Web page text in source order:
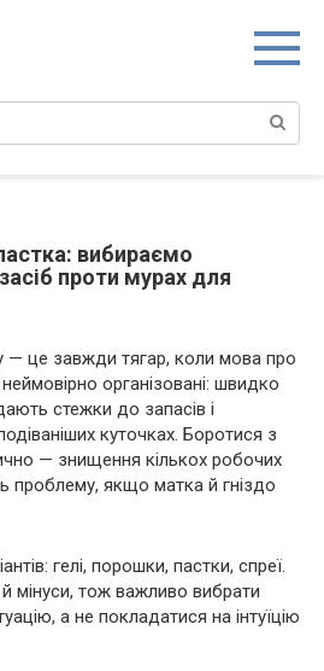
вибираємо
проти мурах для
— це завжди тягар, коли мова про
організовані: швидко
стежки до запасів і
куточках. Боротися з
— знищення кількох робочих
проблему, якщо матка й гніздо
гелі, порошки, пастки, спреї.
мінуси, тож важливо вибрати
а не покладатися на інтуїцію